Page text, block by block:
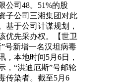
公司48。51%的股
子公司三湘集团对此
基于公司计谋规划，
优先采办权。【世卫
号新增一名汉坦病毒
，本地时间5月6日，
，“洪迪厄斯”号邮轮
传染者。截至5月6